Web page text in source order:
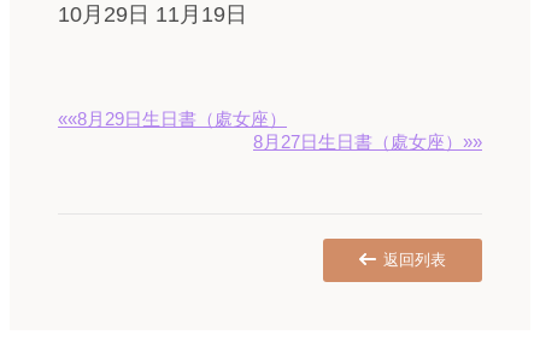
10月29日 11月19日
««8月29日生日書（處女座）
8月27日生日書（處女座）»»
返回列表